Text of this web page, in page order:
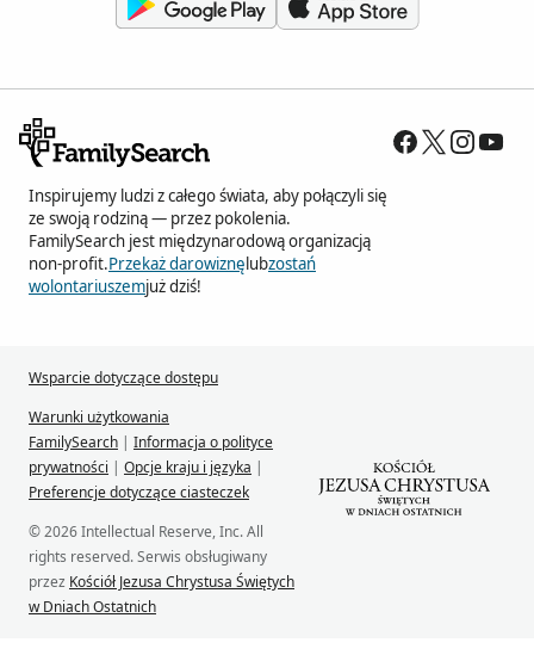
Inspirujemy ludzi z całego świata, aby połączyli się
ze swoją rodziną — przez pokolenia.
FamilySearch jest międzynarodową organizacją
non-profit.Przekaż darowiznę lubzostań
wolontariuszemjuż dziś!
Wsparcie dotyczące dostępu
Warunki użytkowania
FamilySearch | Informacja o polityce
prywatności | Opcje kraju i języka |
Preferencje dotyczące ciasteczek
© 2026 Intellectual Reserve, Inc. All
rights reserved. Serwis obsługiwany
przez Kościół Jezusa Chrystusa Świętych
w Dniach Ostatnich